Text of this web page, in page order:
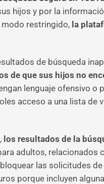
hijos y por la
restringido, la
de búsqueda
de que sus hijos no
lenguaje ofensivo o
acceso a una lista de
los resultados de la
adultos, relacionados
las solicitudes
porque incluyen